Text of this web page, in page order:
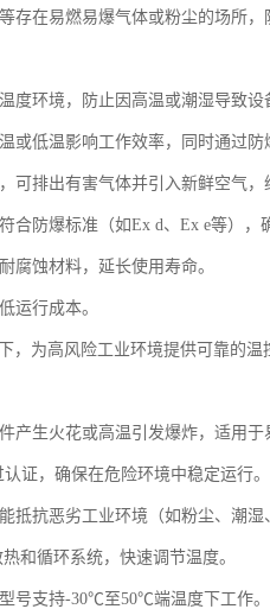
存在易燃易爆气体或粉尘的场所
度环境，防止因高温或潮湿导致设
或低温影响工作效率，同时通过
可排出有害气体并引入新鲜空气，
合防爆标准（如Ex d、Ex e等），
腐蚀材料，延长使用寿命。
运行成本。
，为高风险工业环境提供可靠的温
产生火花或高温引发爆炸，适用于
证，确保在危险环境中稳定运行。
抵抗恶劣工业环境（如粉尘、潮湿
和循环系统，快速调节温度。
号支持-30℃至50℃端温度下工作。